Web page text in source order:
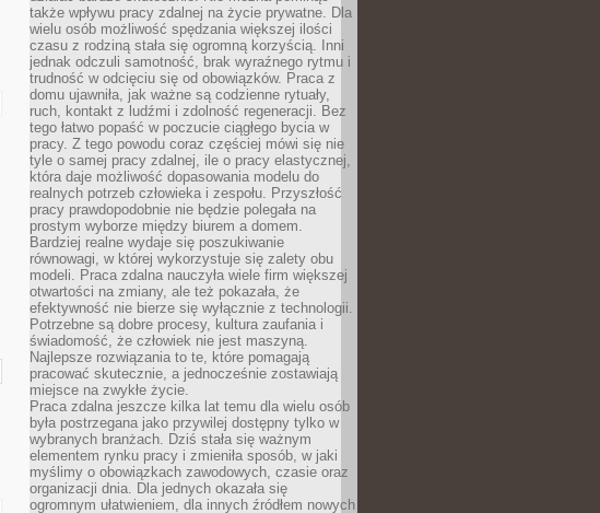
także wpływu pracy zdalnej na życie prywatne. Dla
wielu osób możliwość spędzania większej ilości
czasu z rodziną stała się ogromną korzyścią. Inni
jednak odczuli samotność, brak wyraźnego rytmu i
trudność w odcięciu się od obowiązków. Praca z
domu ujawniła, jak ważne są codzienne rytuały,
ruch, kontakt z ludźmi i zdolność regeneracji. Bez
tego łatwo popaść w poczucie ciągłego bycia w
pracy. Z tego powodu coraz częściej mówi się nie
tyle o samej pracy zdalnej, ile o pracy elastycznej,
która daje możliwość dopasowania modelu do
realnych potrzeb człowieka i zespołu. Przyszłość
pracy prawdopodobnie nie będzie polegała na
prostym wyborze między biurem a domem.
Bardziej realne wydaje się poszukiwanie
równowagi, w której wykorzystuje się zalety obu
modeli. Praca zdalna nauczyła wiele firm większej
otwartości na zmiany, ale też pokazała, że
efektywność nie bierze się wyłącznie z technologii.
Potrzebne są dobre procesy, kultura zaufania i
świadomość, że człowiek nie jest maszyną.
Najlepsze rozwiązania to te, które pomagają
pracować skutecznie, a jednocześnie zostawiają
miejsce na zwykłe życie.
Praca zdalna jeszcze kilka lat temu dla wielu osób
była postrzegana jako przywilej dostępny tylko w
wybranych branżach. Dziś stała się ważnym
elementem rynku pracy i zmieniła sposób, w jaki
myślimy o obowiązkach zawodowych, czasie oraz
organizacji dnia. Dla jednych okazała się
ogromnym ułatwieniem, dla innych źródłem nowych